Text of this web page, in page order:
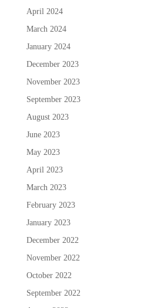
April 2024
March 2024
January 2024
December 2023
November 2023
September 2023
August 2023
June 2023
May 2023
April 2023
March 2023
February 2023
January 2023
December 2022
November 2022
October 2022
September 2022